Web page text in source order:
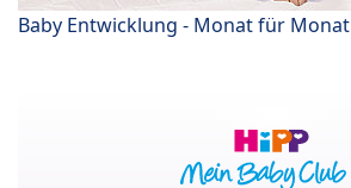
Baby Entwicklung - Monat für Monat